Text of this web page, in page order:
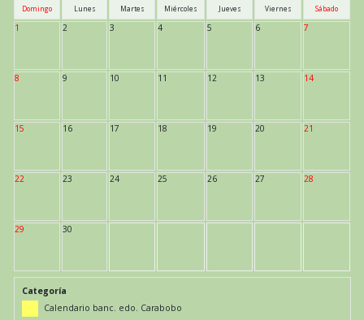
Domingo Lunes Martes Miércoles Jueves Viernes Sábado
1 2 3 4 5 6 7
8 9 10 11 12 13 14
15 16 17 18 19 20 21
22 23 24 25 26 27 28
29 30
Categoría
Calendario banc. edo. Carabobo